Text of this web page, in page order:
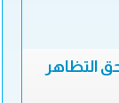
التظاهر